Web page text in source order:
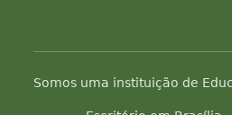
Somos uma instituição de